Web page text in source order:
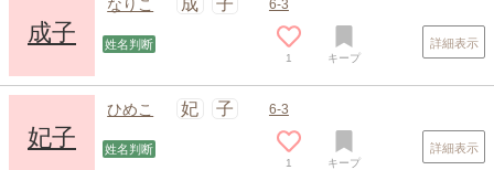
成子
なりこ 6-3
姓名判断
1 キープ
詳細表示
妃子
ひめこ 妃 子 6-3
姓名判断
1 キープ
詳細表示